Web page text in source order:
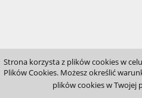
Strona korzysta z plików cookies w
Plików Cookies. Możesz określić
plików cookies w Twojej